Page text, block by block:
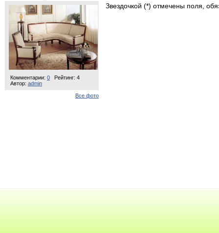
Комментарии: 0
Рейтинг: 4
Автор: admin
Все фото
Звездочкой (*) отмечены поля,